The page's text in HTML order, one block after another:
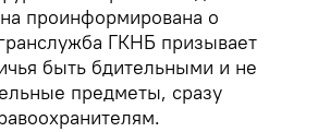
проинформирована о
ГКНБ призывает
быть бдительными и не
предметы, сразу